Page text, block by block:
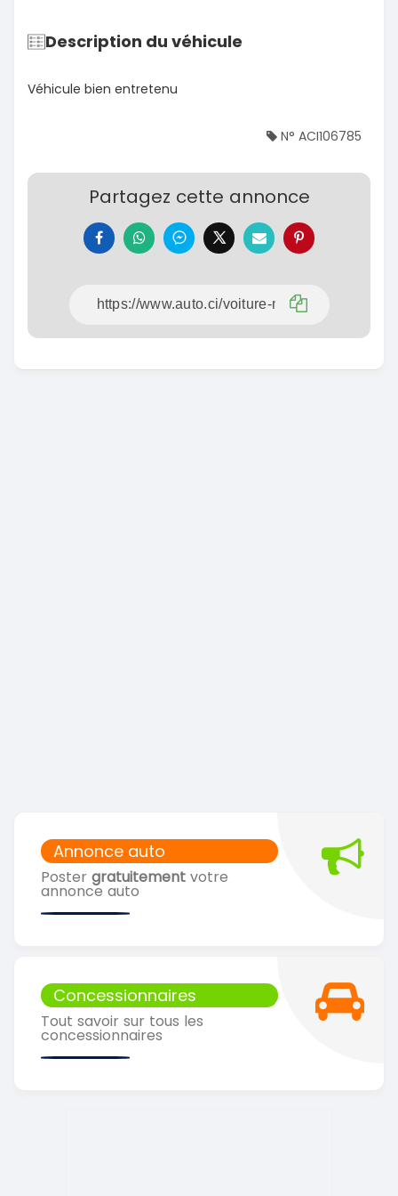
Annonce auto
Poster gratuitement votre
annonce auto
Concessionnaires
Tout savoir sur tous les
concessionnaires
Description du véhicule
Véhicule bien entretenu
N° ACI106785
Partagez cette annonce